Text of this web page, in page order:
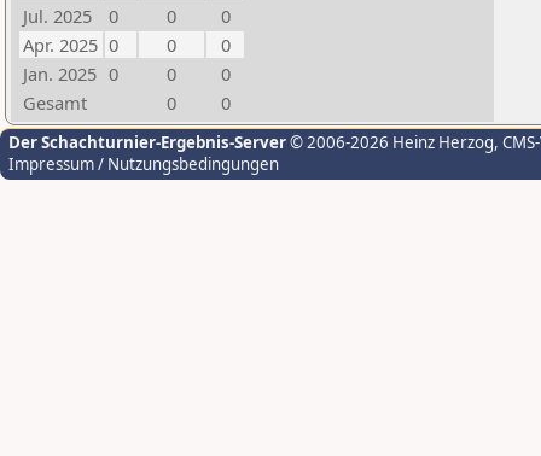
Jul. 2025
0 0
0
Apr. 2025 0 0
0
Jan. 2025 0 0
0
Gesamt
0 0
Der Schachturnier-Ergebnis-Server© 2006-2026 Heinz Herzog,
Impressum / Nutzungsbedingungen